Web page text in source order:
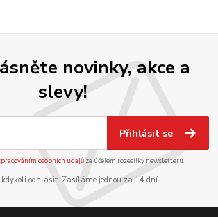
novinky, akce a
slevy!
Přihlásit se
osobních údajůza účelem rozesílky newsletteru.
kdykoli odhlásit. Zasíláme jednou za 14 dní.